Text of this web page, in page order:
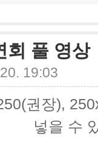
회 풀 영상
19:03
권장),
넣을 수